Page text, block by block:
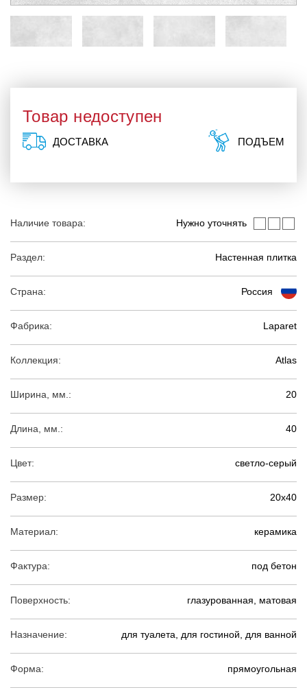
Наличие товара: Нужно уточнять
Раздел: Настенная плитка
Страна: Россия
Фабрика: Laparet
Коллекция: Atlas
Ширина, мм.: 20
Длина, мм.: 40
Цвет: светло-серый
Размер: 20х40
Материал: керамика
Фактура: под бетон
Поверхность: глазурованная, матовая
Назначение: для туалета, для гостиной, для ванной
Форма: прямоугольная
Товар недоступен
ДОСТАВКА ПОДЪЕМ